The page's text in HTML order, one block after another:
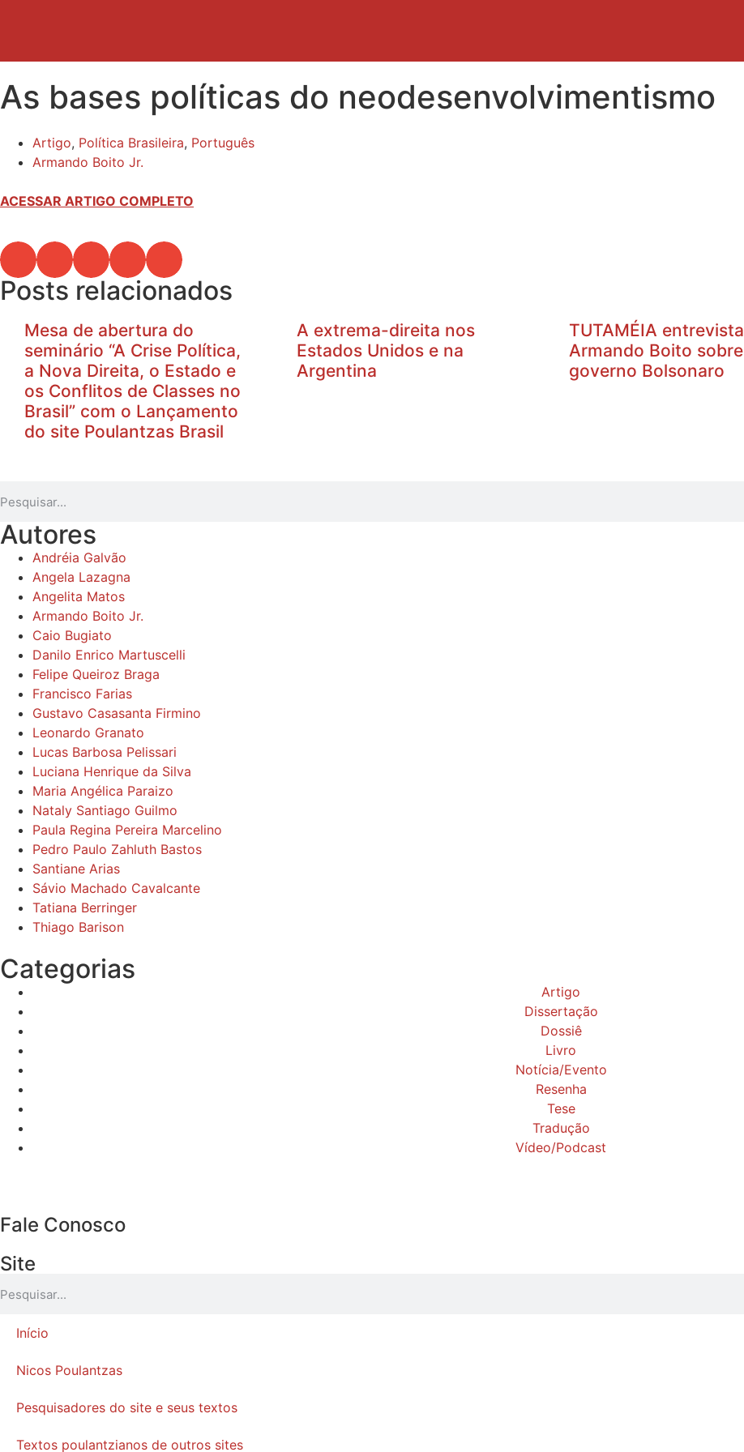
As bases políticas do neodesenvolvimentismo
Artigo, Política Brasileira, Português
Armando Boito Jr.
ACESSAR ARTIGO COMPLETO
Posts relacionados
Mesa de abertura do
seminário “A Crise Política,
a Nova Direita, o Estado e
os Conflitos de Classes no
Brasil” com o Lançamento
do site Poulantzas Brasil
A extrema-direita nos
Estados Unidos e na
Argentina
TUTAMÉIA entrevista
Armando Boito sobre
governo Bolsonaro
Autores
Andréia Galvão
Angela Lazagna
Angelita Matos
Armando Boito Jr.
Caio Bugiato
Danilo Enrico Martuscelli
Felipe Queiroz Braga
Francisco Farias
Gustavo Casasanta Firmino
Leonardo Granato
Lucas Barbosa Pelissari
Luciana Henrique da Silva
Maria Angélica Paraizo
Nataly Santiago Guilmo
Paula Regina Pereira Marcelino
Pedro Paulo Zahluth Bastos
Santiane Arias
Sávio Machado Cavalcante
Tatiana Berringer
Thiago Barison
Categorias
Artigo
Dissertação
Dossiê
Livro
Notícia/Evento
Resenha
Tese
Tradução
Vídeo/Podcast
Fale Conosco
Site
Início
Nicos Poulantzas
Pesquisadores do site e seus textos
Textos poulantzianos de outros sites